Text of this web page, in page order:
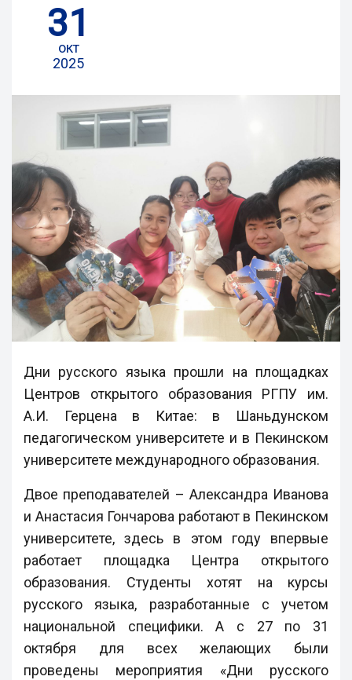
31
окт
2025
Дни русского языка прошли на площадках
Центров открытого образования РГПУ им.
А.И. Герцена в Китае: в Шаньдунском
педагогическом университете и в Пекинском
университете международного образования.
Двое преподавателей – Александра Иванова
и Анастасия Гончарова работают в Пекинском
университете, здесь в этом году впервые
работает площадка Центра открытого
образования. Студенты хотят на курсы
русского языка, разработанные с учетом
национальной специфики. А с 27 по 31
октября для всех желающих были
проведены мероприятия «Дни русского